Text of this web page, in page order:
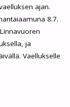
ajan.
8.7.
ja
Vaellukselle